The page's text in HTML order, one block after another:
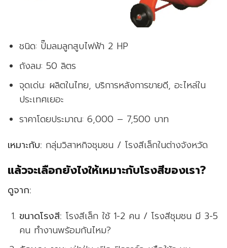
ชนิด: ปั๊มลมลูกสูบไฟฟ้า 2 HP
ถังลม: 50 ลิตร
จุดเด่น: ผลิตในไทย, บริการหลังการขายดี, อะไหล่ใน
ประเทศเยอะ
ราคาโดยประมาณ: 6,000 – 7,500 บาท
เหมาะกับ: กลุ่มวิสาหกิจชุมชน / โรงสีเล็กในต่างจังหวัด
แล้วจะเลือกยังไงให้เหมาะกับโรงสีของเรา?
ดูจาก:
ขนาดโรงสี: โรงสีเล็ก ใช้ 1-2 คน / โรงสีชุมชน มี 3-5
คน ทำงานพร้อมกันไหม?